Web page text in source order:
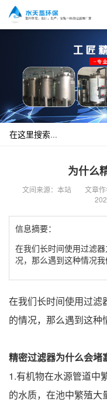
为什么
文间来源：本站 文章
信息摘要：
在我们长时间使用过滤
况，那么遇到这种情况我
在我们长时间使用过滤
的情况，那么遇到这种
精密过滤器为什么会堵
1.有机物在水源管道中
的水质，在池中繁殖大